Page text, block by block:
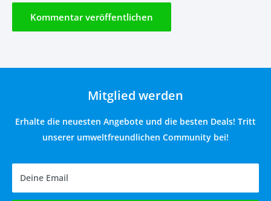
Kommentar veröffentlichen
Mitglied werden
Erhalte die neuesten Angebote und die besten Deals! Tritt
unserer umweltfreundlichen Community bei!
Deine Email